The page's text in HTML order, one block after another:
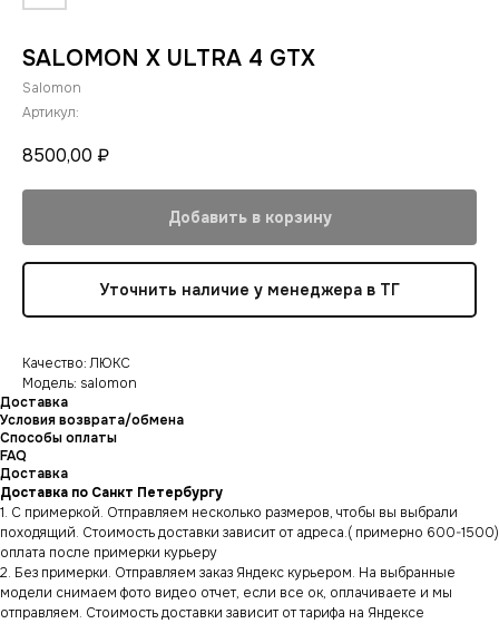
SALOMON X ULTRA 4 GTX
Salomon
Артикул:
8500,00 ₽
Добавить в корзину
Уточнить наличие у менеджера в ТГ
Качество: ЛЮКС
Модель: salomon
Доставка
Условия возврата/обмена
Способы оплаты
FAQ
Доставка
Доставка по Санкт Петербургу
1. С примеркой. Отправляем несколько размеров, чтобы вы выбрали
походящий. Стоимость доставки зависит от адреса.( примерно 600-1500)
оплата после примерки курьеру
2. Без примерки. Отправляем заказ Яндекс курьером. На выбранные
модели снимаем фото видео отчет, если все ок, оплачиваете и мы
отправляем. Стоимость доставки зависит от тарифа на Яндексе